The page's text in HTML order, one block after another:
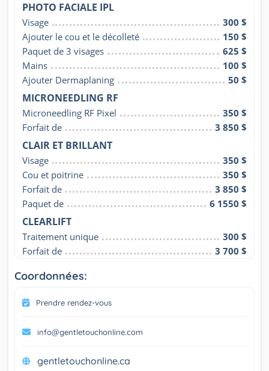
PHOTO FACIALE IPL
Visage
300 $
Ajouter le cou et le décolleté
150 $
Paquet de 3 visages
625 $
Mains
100 $
Ajouter Dermaplaning
50 $
MICRONEEDLING RF
Microneedling RF Pixel
350 $
Forfait de
3 850 $
CLAIR ET BRILLANT
Visage
350 $
Cou et poitrine
350 $
Forfait de
3 850 $
Paquet de
6 1550 $
CLEARLIFT
Traitement unique
300 $
Forfait de
3 700 $
Coordonnées:
Prendre rendez-vous
info@gentletouchonline.com
gentletouchonline.ca